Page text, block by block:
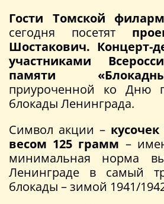
Гости Томской
сегодня посетят
Шостакович. Концерт-
участниками
памяти
приуроченной ко Дню
блокады Ленинграда.
Символ акции –
весом 125 грамм –
минимальная норма
Ленинграде в самый
блокады – зимой 1941/